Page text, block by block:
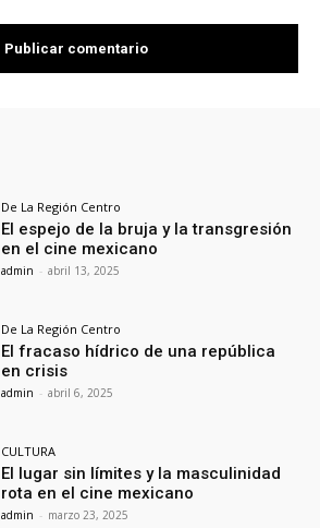
De La Región Centro
El espejo de la bruja y la transgresión
en el cine mexicano
admin - abril 13, 2025
De La Región Centro
El fracaso hídrico de una república
en crisis
admin - abril 6, 2025
CULTURA
El lugar sin límites y la masculinidad
rota en el cine mexicano
admin - marzo 23, 2025